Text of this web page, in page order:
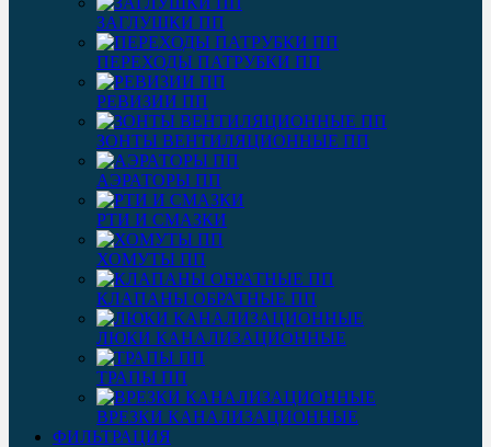
ЗАГЛУШКИ ПП
ПЕРЕХОДЫ ПАТРУБКИ ПП
РЕВИЗИИ ПП
ЗОНТЫ ВЕНТИЛЯЦИОННЫЕ ПП
АЭРАТОРЫ ПП
РТИ И СМАЗКИ
ХОМУТЫ ПП
КЛАПАНЫ ОБРАТНЫЕ ПП
ЛЮКИ КАНАЛИЗАЦИОННЫЕ
ТРАПЫ ПП
ВРЕЗКИ КАНАЛИЗАЦИОННЫЕ
ФИЛЬТРАЦИЯ